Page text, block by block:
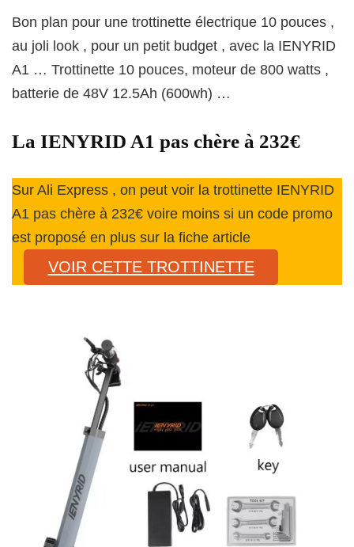
Bon plan pour une trottinette électrique 10 pouces ,
au joli look , pour un petit budget , avec la IENYRID
A1 … Trottinette 10 pouces, moteur de 800 watts ,
batterie de 48V 12.5Ah (600wh) …
La IENYRID A1 pas chère à 232€
Sur Ali Express , on peut voir la trottinette IENYRID
A1 pas chère à 232€ voire moins si un code promo
est proposé en plus sur la fiche article
VOIR CETTE TROTTINETTE